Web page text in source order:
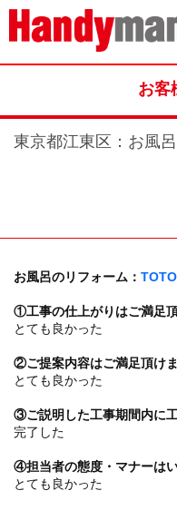
お風呂やキッチンのリフォー
お客
東京都江東区：お風
お風呂のリフォーム：
①工事の仕上がりはご満足
とても良かった
②ご提案内容はご満足頂け
とても良かった
③ご説明した工事期間内に
完了した
④担当者の態度・マナーは
とても良かった